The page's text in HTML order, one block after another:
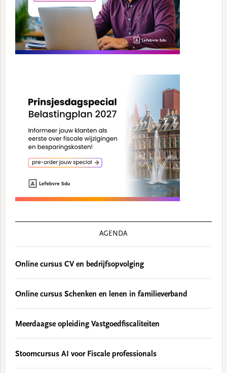
AGENDA
Online cursus CV en bedrijfsopvolging
Online cursus Schenken en lenen in familieverband
Meerdaagse opleiding Vastgoedfiscaliteiten
Stoomcursus AI voor Fiscale professionals